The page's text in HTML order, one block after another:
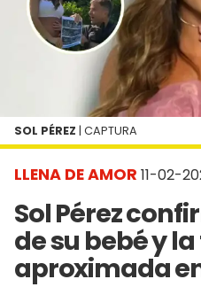
LLENA DE AMOR 11-02-
Sol Pérez
de su bebé y
aproximada
SOL PÉREZ | CAPTURA